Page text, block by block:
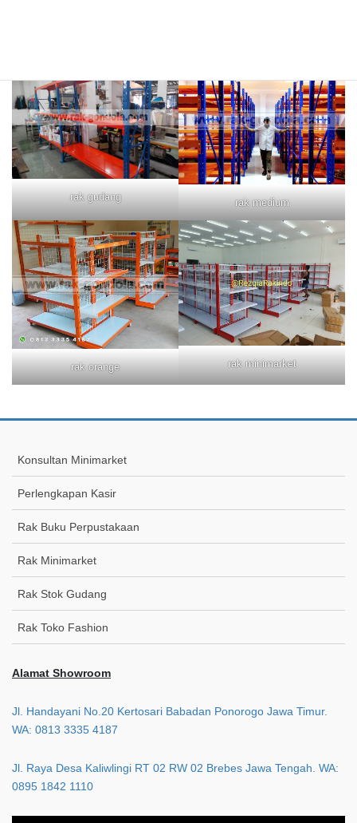
rak gudang rak medium
rak orange rak minimarket
Konsultan Minimarket
Perlengkapan Kasir
Rak Buku Perpustakaan
Rak Minimarket
Rak Stok Gudang
Rak Toko Fashion
Alamat Showroom
Jl. Handayani No.20 Kertosari Babadan Ponorogo Jawa Timur.
WA: 0813 3335 4187
Jl. Raya Desa Kaliwlingi RT 02 RW 02 Brebes Jawa Tengah. WA:
0895 1842 1110